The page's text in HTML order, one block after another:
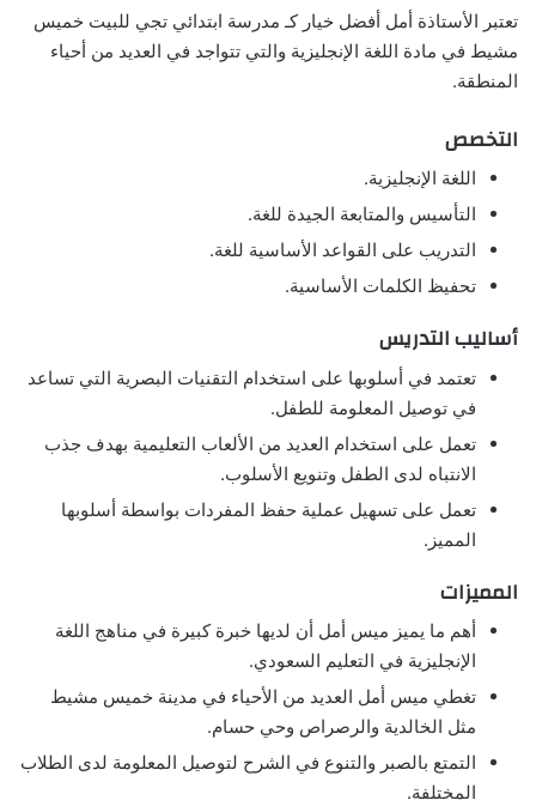
تعتبر الأستاذة أمل أفضل خيار كـ مدرسة ابتدائي تجي للبيت خميس
مشيط في مادة اللغة الإنجليزية والتي تتواجد في العديد من أحياء
المنطقة.
التخصص
اللغة الإنجليزية.
التأسيس والمتابعة الجيدة للغة.
التدريب على القواعد الأساسية للغة.
تحفيظ الكلمات الأساسية.
أساليب التدريس
تعتمد في أسلوبها على استخدام التقنيات البصرية التي تساعد
في توصيل المعلومة للطفل.
تعمل على استخدام العديد من الألعاب التعليمية بهدف جذب
الانتباه لدى الطفل وتنويع الأسلوب.
تعمل على تسهيل عملية حفظ المفردات بواسطة أسلوبها
المميز.
المميزات
أهم ما يميز ميس أمل أن لديها خبرة كبيرة في مناهج اللغة
الإنجليزية في التعليم السعودي.
تغطي ميس أمل العديد من الأحياء في مدينة خميس مشيط
مثل الخالدية والرصراص وحي حسام.
التمتع بالصبر والتنوع في الشرح لتوصيل المعلومة لدى الطلاب
المختلفة.